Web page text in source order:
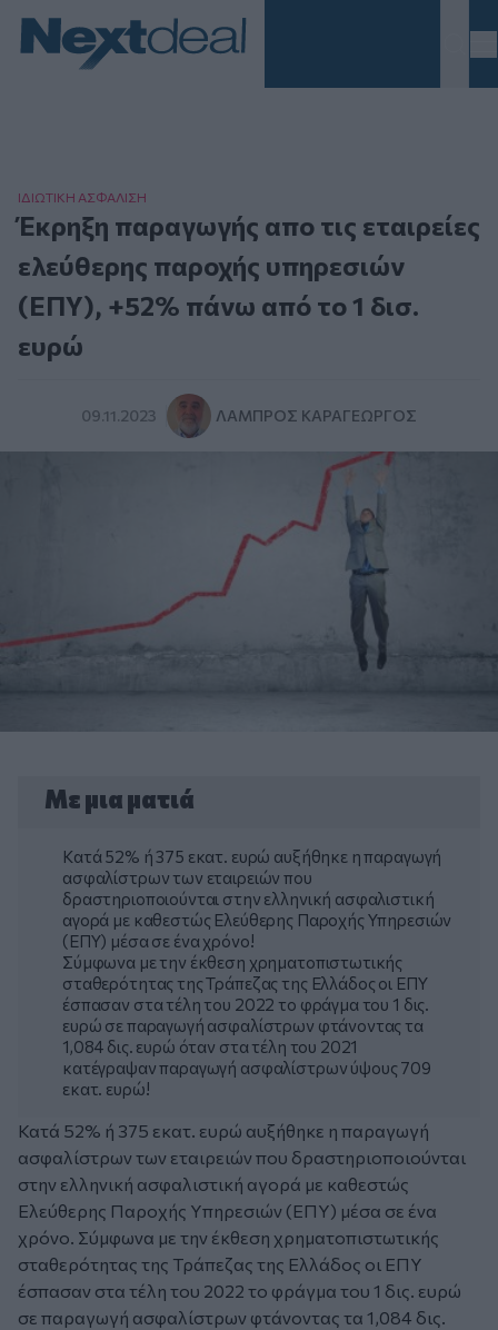
ΙΔΙΩΤΙΚΗ ΑΣΦAΛΙΣΗ
Έκρηξη παραγωγής απο τις εταιρείες
ελεύθερης παροχής υπηρεσιών
(ΕΠΥ), +52% πάνω από το 1 δισ.
ευρώ
09.11.2023 ΛΆΜΠΡΟΣ ΚΑΡΑΓΕΏΡΓΟΣ
Με μια ματιά
Κατά 52% ή 375 εκατ. ευρώ αυξήθηκε η παραγωγή
ασφαλίστρων των εταιρειών που
δραστηριοποιούνται στην ελληνική ασφαλιστική
αγορά με καθεστώς Ελεύθερης Παροχής Υπηρεσιών
(ΕΠΥ) μέσα σε ένα χρόνο!
Σύμφωνα με την έκθεση χρηματοπιστωτικής
σταθερότητας της Τράπεζας της Ελλάδος οι ΕΠΥ
έσπασαν στα τέλη του 2022 το φράγμα του 1 δις.
ευρώ σε παραγωγή ασφαλίστρων φτάνοντας τα
1,084 δις. ευρώ όταν στα τέλη του 2021
κατέγραψαν παραγωγή ασφαλίστρων ύψους 709
εκατ. ευρώ!
Κατά 52% ή 375 εκατ. ευρώ αυξήθηκε η παραγωγή
ασφαλίστρων των εταιρειών που δραστηριοποιούνται
στην ελληνική ασφαλιστική αγορά με καθεστώς
Ελεύθερης Παροχής Υπηρεσιών (ΕΠΥ) μέσα σε ένα
χρόνο. Σύμφωνα με την έκθεση χρηματοπιστωτικής
σταθερότητας της Τράπεζας της Ελλάδος οι ΕΠΥ
έσπασαν στα τέλη του 2022 το φράγμα του 1 δις. ευρώ
σε παραγωγή ασφαλίστρων φτάνοντας τα 1,084 δις.